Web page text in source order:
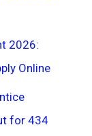
2026:
Online
for 434